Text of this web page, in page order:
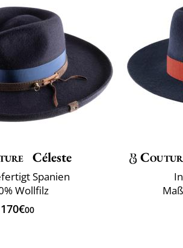
Céleste
Spanien
Wollfilz
170€00